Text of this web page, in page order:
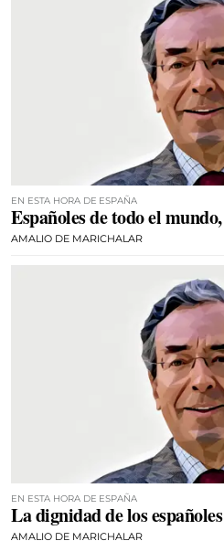
EN ESTA HORA DE ESPAÑA
Españoles de todo el
AMALIO DE MARICHALAR
EN ESTA HORA DE ESPAÑA
La dignidad de los españoles
AMALIO DE MARICHALAR